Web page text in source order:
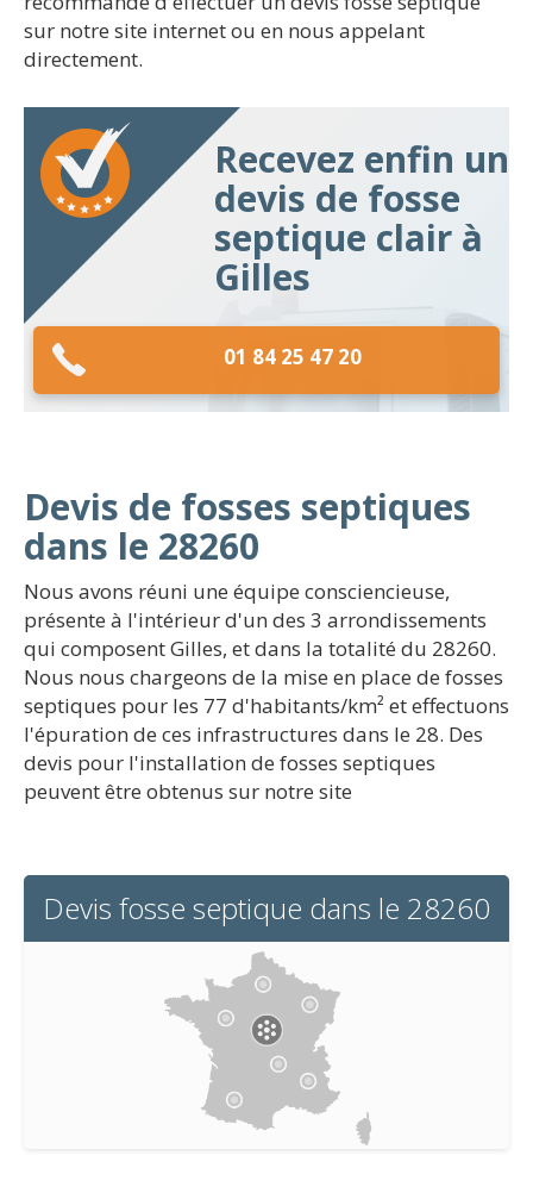
sur notre site internet ou en nous appelant
directement.
Recevez enfin un
devis de fosse
septique clair à
Gilles
01 84 25 47 20
Devis de fosses septiques
dans le 28260
Nous avons réuni une équipe consciencieuse,
présente à l'intérieur d'un des 3 arrondissements
qui composent Gilles, et dans la totalité du 28260.
Nous nous chargeons de la mise en place de fosses
septiques pour les 77 d'habitants/km² et effectuons
l'épuration de ces infrastructures dans le 28. Des
devis pour l'installation de fosses septiques
peuvent être obtenus sur notre site
Devis fosse septique dans le 28260